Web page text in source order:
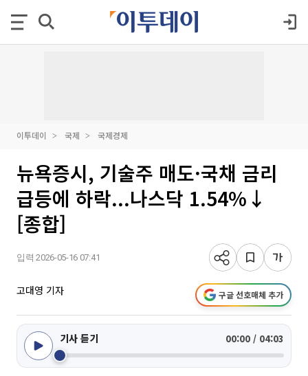
이투데이 국제 국제경제
뉴욕증시, 기술주 매도·국채 금리
급등에 하락...나스닥 1.54%↓
[종합]
입력 2026-05-16 07:41
고대영 기자 구글 선호매체 추가
기사 듣기 00:00 / 04:03